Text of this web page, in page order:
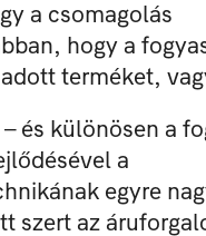
a csomagolás
hogy a
terméket,
és különösen a
a
egyre
szert az